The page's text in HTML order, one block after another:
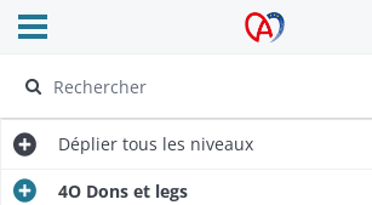
Archives Alsace - Colmar
Ouvrir le menu déroulant
Déplier tous les niveaux
4O Dons et legs